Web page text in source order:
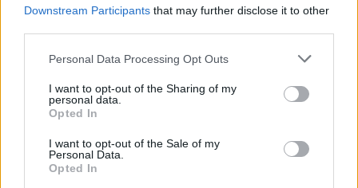
Downstream Participants that may further disclose it to other
Personal Data Processing Opt Outs
I want to opt-out of the Sharing of my
personal data.
Opted In
I want to opt-out of the Sale of my
Personal Data.
Opted In
Έχοντας δε, ως γνώμονα και το γεγονός ότι ένα από
τα δομικά προβλήματα της Ελληνικής οικονομίας
είναι η ολιγοπώλησή της και η ανάπτυξη της
“διασυνδέσεων”, δεν θα θέλαμε να ενταθούν αυτά τα
φαινόμενα και πριμοδοτηθούν και με το παρόν
νομοσχέδιο. Αυτά μας καταμαρτυρούν διεθνείς
οργανισμοί και υπεύθυνοι θεσμικών φορέων.